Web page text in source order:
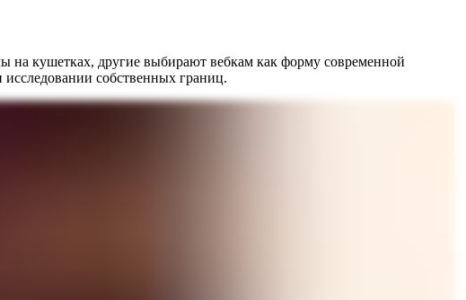
на кушетках, другие выбирают вебкам как форму современной
собственных границ.